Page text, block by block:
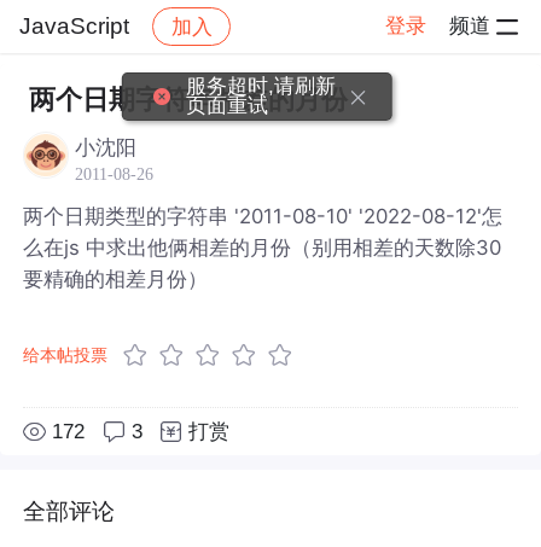
JavaScript 加入 登录 频道
社区 JavaScript 帖子详情
两个日期字符串相差的月份
小沈阳
2011-08-26
两个日期类型的字符串 '2011-08-10' '2022-08-12'怎
么在js 中求出他俩相差的月份（别用相差的天数除30
要精确的相差月份）
给本帖投票
172 3 打赏
全部评论
服务超时,请刷新
页面重试